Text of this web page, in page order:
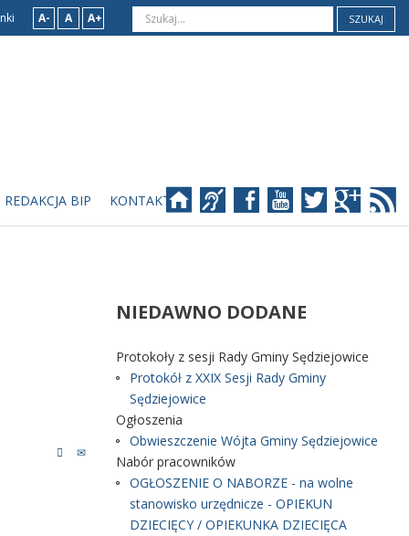
A- A A+ SZUKAJ
REDAKCJA BIP KONTAKT
NIEDAWNO DODANE
Protokoły z sesji Rady Gminy Sędziejowice
Protokół z XXIX Sesji Rady Gminy
Sędziejowice
Ogłoszenia
Obwieszczenie Wójta Gminy Sędziejowice
Nabór pracowników
OGŁOSZENIE O NABORZE - na wolne
stanowisko urzędnicze - OPIEKUN
DZIECIĘCY / OPIEKUNKA DZIECIĘCA